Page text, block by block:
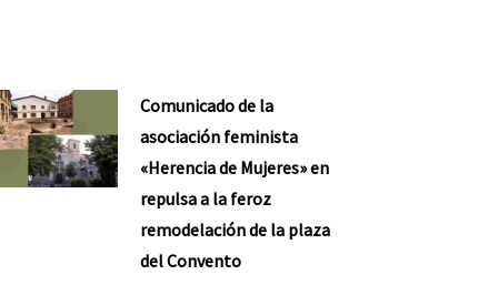
Comunicado de la
asociación feminista
«Herencia de Mujeres» en
repulsa a la feroz
remodelación de la plaza
del Convento